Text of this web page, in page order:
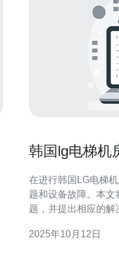
韩国lg电梯机
在进行韩国LG电梯
题和设备故障。本文
题，并提出相应的解
设备故障是检修过程
2025年10月12日